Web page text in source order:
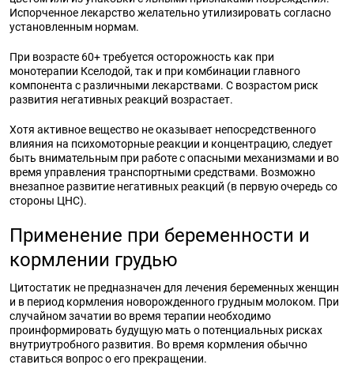
Испорченное лекарство желательно утилизировать согласно
установленным нормам.
При возрасте 60+ требуется осторожность как при
монотерапии Кселодой, так и при комбинации главного
компонента с различными лекарствами. С возрастом риск
развития негативных реакций возрастает.
Хотя активное вещество не оказывает непосредственного
влияния на психомоторные реакции и концентрацию, следует
быть внимательным при работе с опасными механизмами и во
время управления транспортными средствами. Возможно
внезапное развитие негативных реакций (в первую очередь со
стороны ЦНС).
Применение при беременности и
кормлении грудью
Цитостатик не предназначен для лечения беременных женщин
и в период кормления новорожденного грудным молоком. При
случайном зачатии во время терапии необходимо
проинформировать будущую мать о потенциальных рисках
внутриутробного развития. Во время кормления обычно
ставиться вопрос о его прекращении.